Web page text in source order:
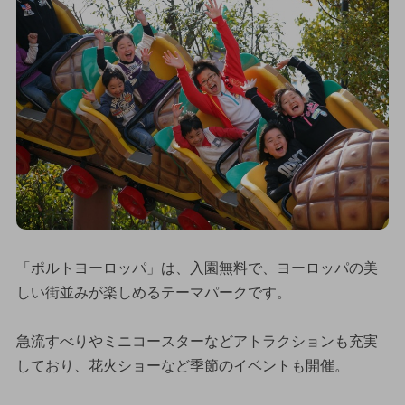
「ポルトヨーロッパ」は、入園無料で、ヨーロッパの美
しい街並みが楽しめるテーマパークです。
急流すべりやミニコースターなどアトラクションも充実
しており、花火ショーなど季節のイベントも開催。